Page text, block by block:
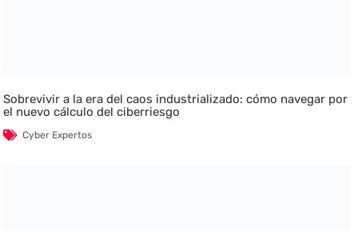
Sobrevivir a la era del caos industrializado: cómo navegar por
el nuevo cálculo del ciberriesgo
Cyber Expertos